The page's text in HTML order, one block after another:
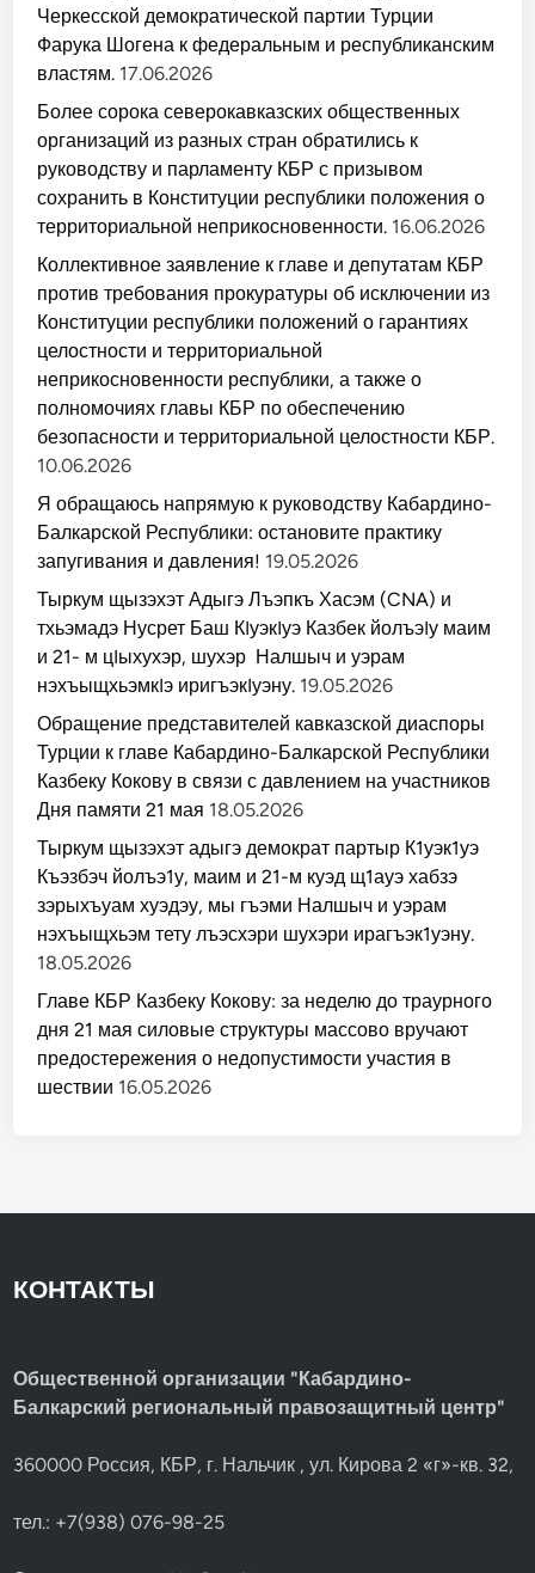
Черкесской демократической партии Турции
Фарука Шогена к федеральным и республиканским
властям. 17.06.2026
Более сорока северокавказских общественных
организаций из разных стран обратились к
руководству и парламенту КБР с призывом
сохранить в Конституции республики положения о
территориальной неприкосновенности. 16.06.2026
Коллективное заявление к главе и депутатам КБР
против требования прокуратуры об исключении из
Конституции республики положений о гарантиях
целостности и территориальной
неприкосновенности республики, а также о
полномочиях главы КБР по обеспечению
безопасности и территориальной целостности КБР.
10.06.2026
Я обращаюсь напрямую к руководству Кабардино-
Балкарской Республики: остановите практику
запугивания и давления! 19.05.2026
Тыркум щызэхэт Адыгэ Лъэпкъ Хасэм (CNA) и
тхьэмадэ Нусрет Баш КIуэкIуэ Казбек йолъэIу маим
и 21- м цIыхухэр, шухэр Налшыч и уэрам
нэхъыщхьэмкIэ иригъэкIуэну. 19.05.2026
Обращение представителей кавказской диаспоры
Турции к главе Кабардино-Балкарской Республики
Казбеку Кокову в связи с давлением на участников
Дня памяти 21 мая 18.05.2026
Тыркум щызэхэт адыгэ демократ партыр К1уэк1уэ
Къэзбэч йолъэ1у, маим и 21-м куэд щ1ауэ хабзэ
зэрыхъуам хуэдэу, мы гъэми Налшыч и уэрам
нэхъыщхьэм тету лъэсхэри шухэри ирагъэк1уэну.
18.05.2026
Главе КБР Казбеку Кокову: за неделю до траурного
дня 21 мая силовые структуры массово вручают
предостережения о недопустимости участия в
шествии 16.05.2026
КОНТАКТЫ
Общественной организации "Кабардино-
Балкарский региональный правозащитный центр"
360000 Россия, КБР, г. Нальчик , ул. Кирова 2 «г»-кв. 32,
тел.: +7(938) 076-98-25